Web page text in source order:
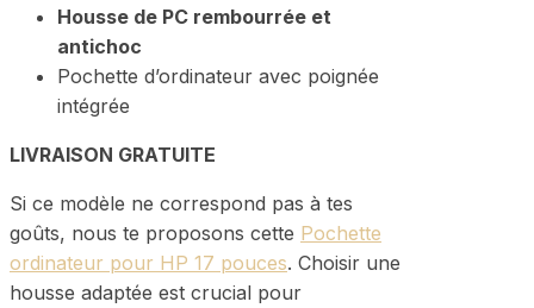
Housse de PC rembourrée et
antichoc
Pochette d’ordinateur avec poignée
intégrée
LIVRAISON GRATUITE
Si ce modèle ne correspond pas à tes
goûts, nous te proposons cette Pochette
ordinateur pour HP 17 pouces. Choisir une
housse adaptée est crucial pour